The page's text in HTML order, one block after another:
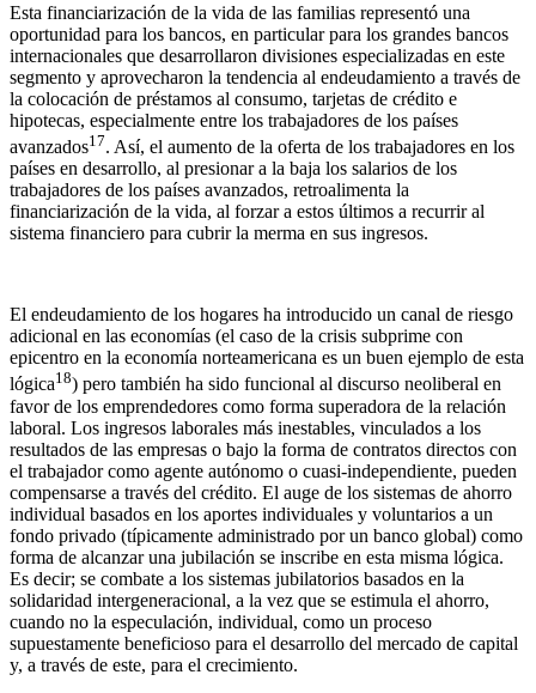
Esta financiarización de la vida de las familias representó una
oportunidad para los bancos, en particular para los grandes bancos
internacionales que desarrollaron divisiones especializadas en este
segmento y aprovecharon la tendencia al endeudamiento a través de
la colocación de préstamos al consumo, tarjetas de crédito e
hipotecas, especialmente entre los trabajadores de los países
avanzados17. Así, el aumento de la oferta de los trabajadores en los
países en desarrollo, al presionar a la baja los salarios de los
trabajadores de los países avanzados, retroalimenta la
financiarización de la vida, al forzar a estos últimos a recurrir al
sistema financiero para cubrir la merma en sus ingresos.
El endeudamiento de los hogares ha introducido un canal de riesgo
adicional en las economías (el caso de la crisis subprime con
epicentro en la economía norteamericana es un buen ejemplo de esta
lógica18) pero también ha sido funcional al discurso neoliberal en
favor de los emprendedores como forma superadora de la relación
laboral. Los ingresos laborales más inestables, vinculados a los
resultados de las empresas o bajo la forma de contratos directos con
el trabajador como agente autónomo o cuasi-independiente, pueden
compensarse a través del crédito. El auge de los sistemas de ahorro
individual basados en los aportes individuales y voluntarios a un
fondo privado (típicamente administrado por un banco global) como
forma de alcanzar una jubilación se inscribe en esta misma lógica.
Es decir; se combate a los sistemas jubilatorios basados en la
solidaridad intergeneracional, a la vez que se estimula el ahorro,
cuando no la especulación, individual, como un proceso
supuestamente beneficioso para el desarrollo del mercado de capital
y, a través de este, para el crecimiento.